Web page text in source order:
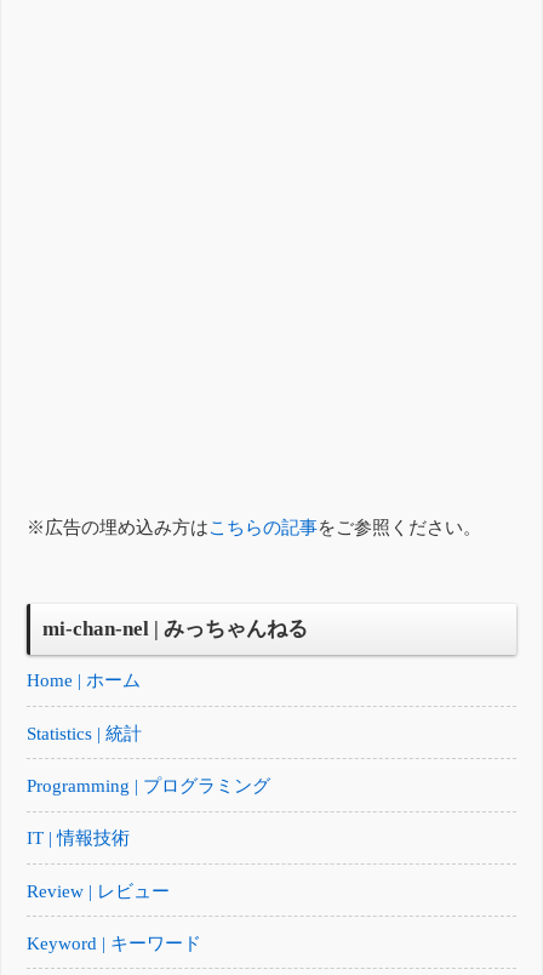
※広告の埋め込み方はこちらの記事をご参照ください。
mi-chan-nel | みっちゃんねる
Home | ホーム
Statistics | 統計
Programming | プログラミング
IT | 情報技術
Review | レビュー
Keyword | キーワード